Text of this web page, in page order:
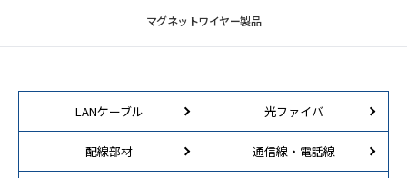
マグネットワイヤー製品
LANケーブル 光ファイバ
配線部材 通信線・電話線